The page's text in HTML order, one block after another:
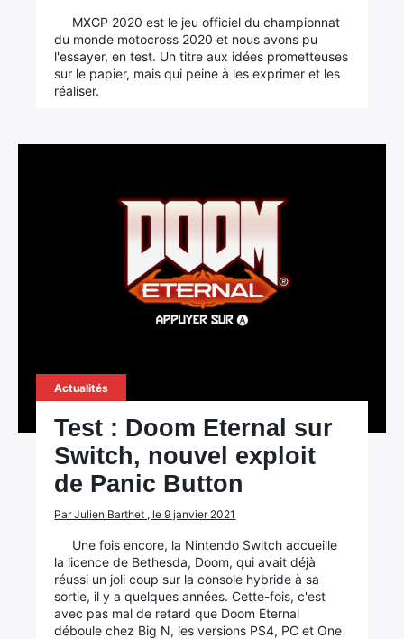
MXGP 2020 est le jeu officiel du championnat
du monde motocross 2020 et nous avons pu
l'essayer, en test. Un titre aux idées prometteuses
sur le papier, mais qui peine à les exprimer et les
réaliser.
Actualités
Test : Doom Eternal sur
Switch, nouvel exploit
de Panic Button
Par Julien Barthet , le 9 janvier 2021
Une fois encore, la Nintendo Switch accueille
la licence de Bethesda, Doom, qui avait déjà
réussi un joli coup sur la console hybride à sa
sortie, il y a quelques années. Cette-fois, c'est
avec pas mal de retard que Doom Eternal
déboule chez Big N, les versions PS4, PC et One